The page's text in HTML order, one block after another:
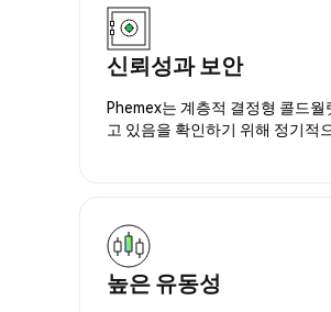
신뢰성과 보안
Phemex는 계층적 결정형 콜드
고 있음을 확인하기 위해 정기적
높은 유동성